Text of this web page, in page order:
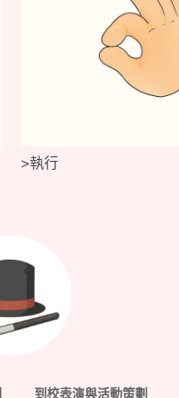
>執行
到校表演與活動策劃